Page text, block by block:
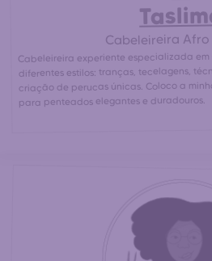
Cabeleireira
Cabeleireira experiente especializada
diferentes estilos: tranças, tecelagens,
criação de perucas únicas. Coloco a
para penteados elegantes e duradouros.